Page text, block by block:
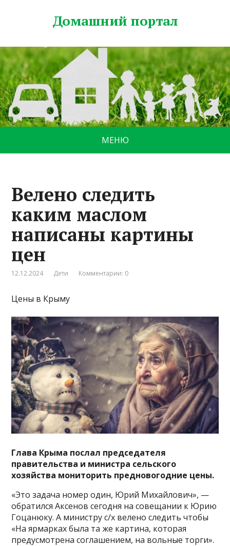
Домашний портал
МЕНЮ
Велено следить
каким маслом
написаны картины
цен
12.12.2024 Дети Комментарии: 0
Цены в Крыму
Глава Крыма послал председателя
правительства и министра сельского
хозяйства мониторить предновогодние цены.
«Это задача номер один, Юрий Михайлович», —
обратился Аксенов сегодня на совещании к Юрию
Гоцанюку. А министру с/х велено следить чтобы
«На ярмарках была та же картина, которая
предусмотрена соглашением, на вольные торги».